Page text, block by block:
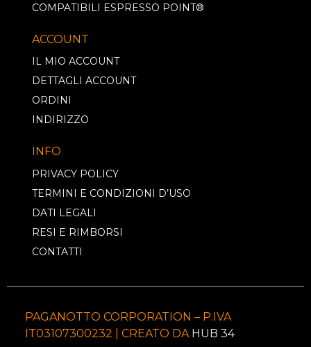
COMPATIBILI ESPRESSO POINT®
ACCOUNT
IL MIO ACCOUNT
DETTAGLI ACCOUNT
ORDINI
INDIRIZZO
INFO
PRIVACY POLICY
TERMINI E CONDIZIONI D’USO
DATI LEGALI
RESI E RIMBORSI
CONTATTI
PAGANOTTO CORPORATION – P.IVA
IT03107300232 | CREATO DA HUB 34